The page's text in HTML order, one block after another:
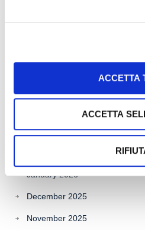
ACCETTA
ACCETTA
June 2026
March 2026
January 2026
December 2025
November 2025